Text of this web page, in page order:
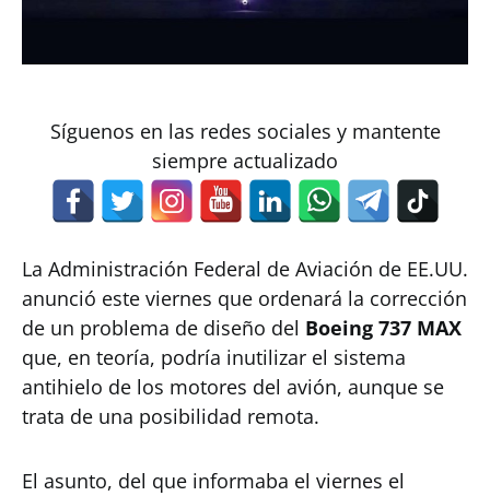
Síguenos en las redes sociales y mantente
siempre actualizado
La Administración Federal de Aviación de EE.UU.
anunció este viernes que ordenará la corrección
de un problema de diseño del Boeing 737 MAX
que, en teoría, podría inutilizar el sistema
antihielo de los motores del avión, aunque se
trata de una posibilidad remota.
El asunto, del que informaba el viernes el